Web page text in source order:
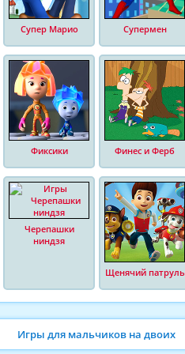
Супер Марио Супермен
Фиксики Финес и Ферб
Черепашки
ниндзя
Щенячий патруль
Игры для мальчиков на двоих